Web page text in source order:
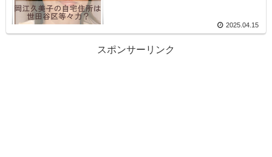
2025.04.15
スポンサーリンク